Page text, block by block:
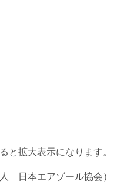
と拡大表示になります。
日本エアゾール協会）